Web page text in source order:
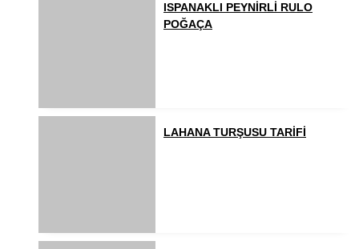
ISPANAKLI PEYNİRLİ RULO
POĞAÇA
LAHANA TURŞUSU TARİFİ